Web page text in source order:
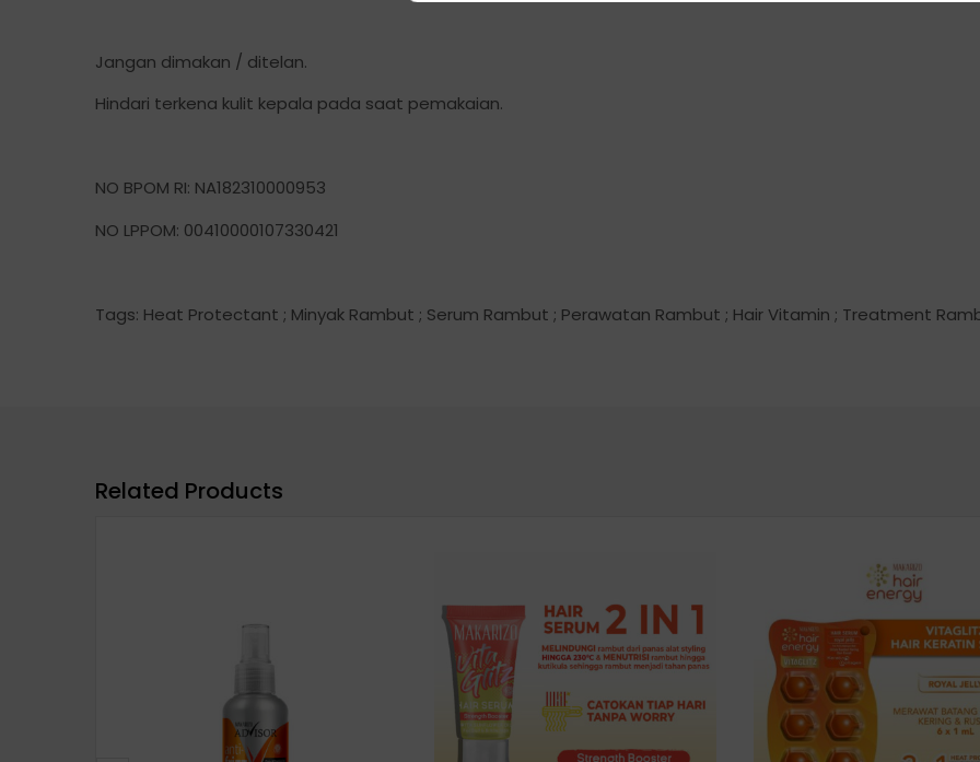
Jangan dimakan / ditelan.
Hindari terkena kulit kepala pada saat pemakaian.
NO BPOM RI: NA182310000953
NO LPPOM: 00410000107330421
Tags: Heat Protectant ; Minyak Rambut ; Serum Rambut ; Perawatan Rambut ; Hair Vitamin ; Treatment
Related Products